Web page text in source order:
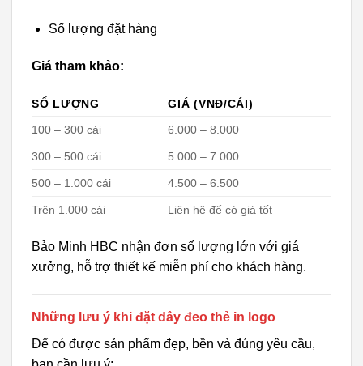
Số lượng đặt hàng
Giá tham khảo:
SỐ LƯỢNG
GIÁ (VNĐ/CÁI)
100 – 300 cái
6.000 – 8.000
300 – 500 cái 5.000 – 7.000
500 – 1.000 cái 4.500 – 6.500
Trên 1.000 cái Liên hệ để có giá tốt
Bảo Minh HBC nhận đơn số lượng lớn với giá
xưởng, hỗ trợ thiết kế miễn phí cho khách hàng.
Những lưu ý khi đặt dây đeo thẻ in logo
Để có được sản phẩm đẹp, bền và đúng yêu cầu,